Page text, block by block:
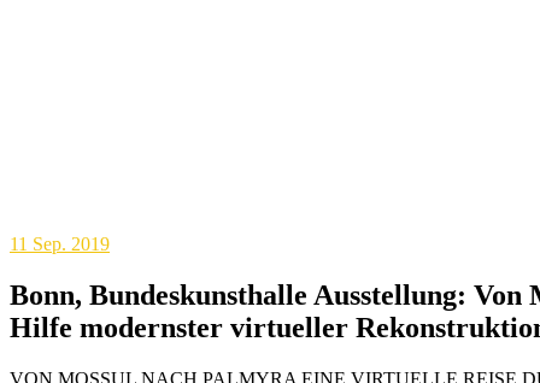
11 Sep. 2019
Bonn, Bundeskunsthalle Ausstellung:
Hilfe modernster virtueller
VON MOSSUL NACH PALMYRA EINE VIRTUELLE REISE